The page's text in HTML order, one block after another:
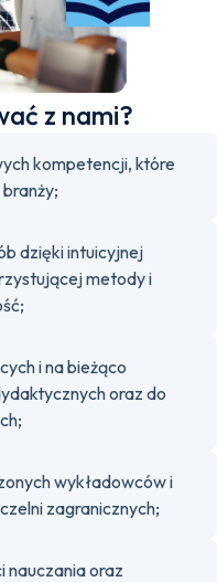
z nami?
kompetencji, które
dzięki intuicyjnej
metody i
i na bieżąco
oraz do
wykładowców i
zagranicznych;
nauczania oraz